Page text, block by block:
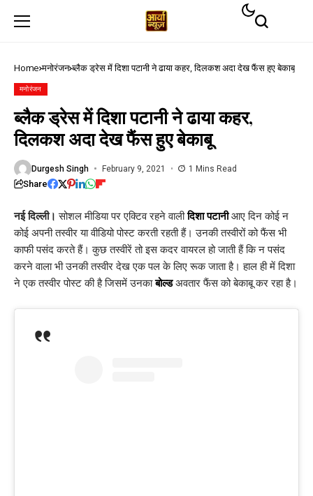
Home मनोरंजन ब्लैक ड्रेस में दिशा पटानी ने ढाया कहर, दिलकश अदा देख फैंस हुए बेकाबू
मनोरंजन
ब्लैक ड्रेस में दिशा पटानी ने ढाया कहर,
दिलकश अदा देख फैंस हुए बेकाबू
Durgesh Singh February 9, 2021 1 Mins Read
Share
नई दिल्ली। सोशल मीडिया पर एक्टिव रहने वालीदिशा पटानीआए दिन कोई न
कोई अपनी तस्वीर या वीडियो पोस्ट करती रहती हैं। उनकी तस्वीरों को फैंस भी
काफी पसंद करते हैं। कुछ तस्वीरें तो इस कदर वायरल हो जाती हैं कि न पसंद
करने वाला भी उनकी तस्वीर देख एक पल के लिए रूक जाता है। हाल ही में दिशा
ने एक तस्वीर पोस्ट की है जिसमें उनकाबोल्डअवतार फैंस को बेकाबू कर रहा है।